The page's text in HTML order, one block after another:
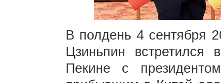
В полдень 4 сентября
Цзиньпин
Пекине с